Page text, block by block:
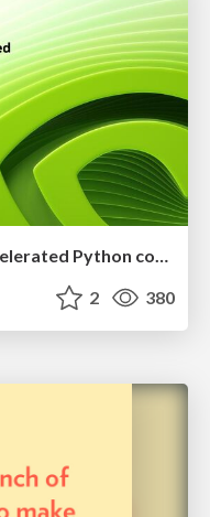
Getting science done with accelerated Python computing platforms
2 380